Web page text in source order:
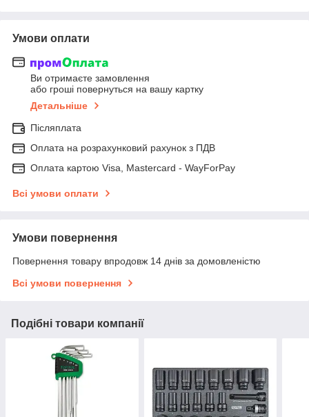
Умови оплати
Ви отримаєте замовлення
або гроші повернуться на вашу картку
Детальніше
Післяплата
Оплата на розрахунковий рахунок з ПДВ
Оплата картою Visa, Mastercard - WayForPay
Всі умови оплати
Умови повернення
Повернення товару впродовж 14 днів за домовленістю
Всі умови повернення
Подібні товари компанії